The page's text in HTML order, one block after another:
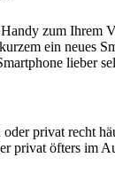
zum Ihrem
ein neues
lieber
privat recht
privat öfters im